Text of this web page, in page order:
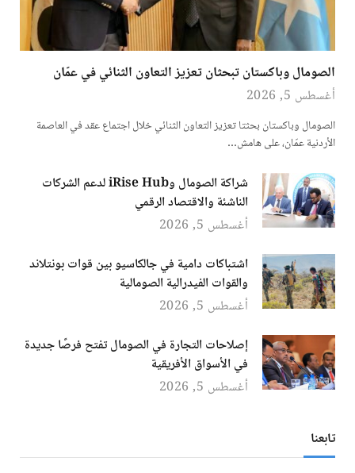
الصومال وباكستان تبحثان تعزيز التعاون الثنائي في عمّان
أغسطس 5, 2026
الصومال وباكستان بحثتا تعزيز التعاون الثنائي خلال اجتماع عقد في العاصمة
الأردنية عمّان، على هامش…
شراكة الصومال وiRise Hub لدعم الشركات
الناشئة والاقتصاد الرقمي
أغسطس 5, 2026
اشتباكات دامية في جالكاسيو بين قوات بونتلاند
والقوات الفيدرالية الصومالية
أغسطس 5, 2026
إصلاحات التجارة في الصومال تفتح فرصًا جديدة
في الأسواق الأفريقية
أغسطس 5, 2026
تابعنا